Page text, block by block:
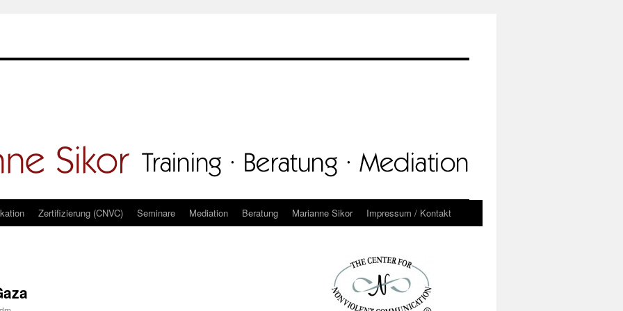
Zertifizierung (CNVC) Seminare Mediation Beratung Marianne Sikor Impressum / Kontakt